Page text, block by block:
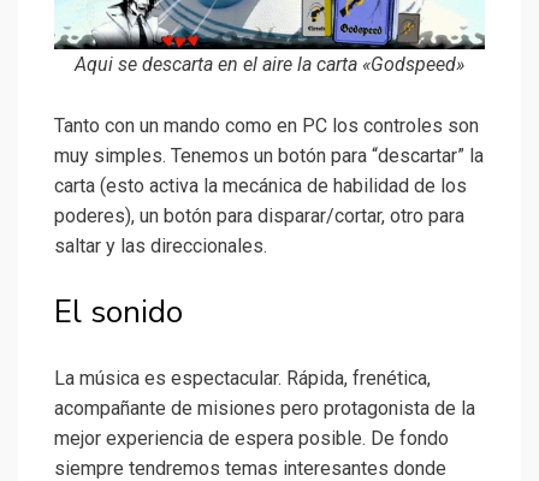
Aqui se descarta en el aire la carta «Godspeed»
Tanto con un mando como en PC los controles son
muy simples. Tenemos un botón para “descartar” la
carta (esto activa la mecánica de habilidad de los
poderes), un botón para disparar/cortar, otro para
saltar y las direccionales.
El sonido
La música es espectacular. Rápida, frenética,
acompañante de misiones pero protagonista de la
mejor experiencia de espera posible. De fondo
siempre tendremos temas interesantes donde